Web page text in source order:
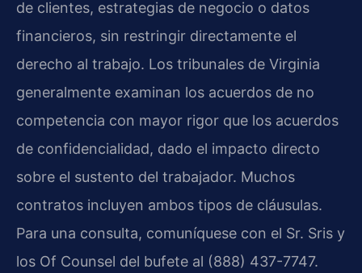
de clientes, estrategias de negocio o datos
financieros, sin restringir directamente el
derecho al trabajo. Los tribunales de Virginia
generalmente examinan los acuerdos de no
competencia con mayor rigor que los acuerdos
de confidencialidad, dado el impacto directo
sobre el sustento del trabajador. Muchos
contratos incluyen ambos tipos de cláusulas.
Para una consulta, comuníquese con el Sr. Sris y
los Of Counsel del bufete al (888) 437-7747.